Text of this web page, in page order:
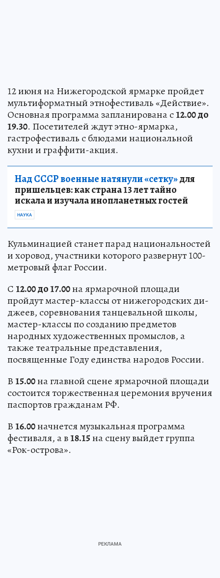
12 июня на Нижегородской ярмарке пройдет
мультиформатный этнофестиваль «Действие».
Основная программа запланирована с12.00 до
19.30. Посетителей ждут этно-ярмарка,
гастрофестиваль с блюдами национальной
кухни и граффити-акция.
Над СССР военные натянули «сетку»для
пришельцев: как страна 13 лет тайно
искала и изучала инопланетных гостей
НАУКА
Кульминацией станет парад национальностей
и хоровод, участники которого развернут 100-
метровый флаг России.
С12.00 до 17.00на ярмарочной площади
пройдут мастер-классы от нижегородских ди-
джеев, соревнования танцевальной школы,
мастер-классы по созданию предметов
народных художественных промыслов, а
также театральные представления,
посвященные Году единства народов России.
В15.00на главной сцене ярмарочной площади
состоится торжественная церемония вручения
паспортов гражданам РФ.
В16.00начнется музыкальная программа
фестиваля, а в18.15на сцену выйдет группа
«Рок-острова».